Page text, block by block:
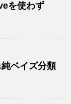
を使わず
ベイズ分類